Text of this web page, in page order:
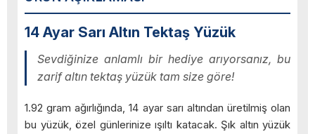
14 Ayar Sarı Altın Tektaş Yüzük
Sevdiğinize anlamlı bir hediye arıyorsanız, bu
zarif altın tektaş yüzük tam size göre!
1.92 gram ağırlığında, 14 ayar sarı altından üretilmiş olan
bu yüzük, özel günlerinize ışıltı katacak. Şık altın yüzük